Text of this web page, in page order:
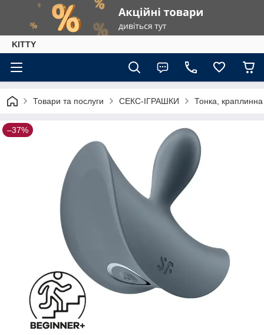
KITTY
Товари та послуги СЕКС-ІГРАШКИ Тонка,
–37%